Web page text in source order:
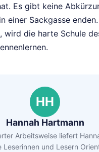
Es gibt keine
einer Sackgasse
wird die harte Schule
HH
Hannah Hartmann
Arbeitsweise liefert
Leserinnen und Lesern